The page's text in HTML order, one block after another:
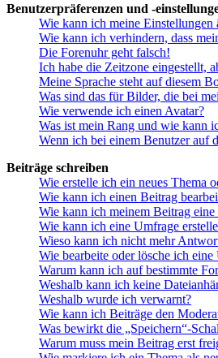
Benutzerpräferenzen und -
Wie kann ich meine Einstellungen
Wie kann ich verhindern, dass
Die Forenuhr geht falsch!
Ich habe die Zeitzone eingestellt,
Meine Sprache steht auf diesem
Was sind das für Bilder, die bei
Wie verwende ich einen Avatar?
Was ist mein Rang und wie kann
Wenn ich bei einem Benutzer auf
Beiträge schreiben
Wie erstelle ich ein neues Thema
Wie kann ich einen Beitrag
Wie kann ich meinem Beitrag
Wie kann ich eine Umfrage
Wieso kann ich nicht mehr
Wie bearbeite oder lösche ich eine
Warum kann ich auf bestimmte
Weshalb kann ich keine
Weshalb wurde ich verwarnt?
Wie kann ich Beiträge den
Was bewirkt die „Speichern“-
Warum muss mein Beitrag erst